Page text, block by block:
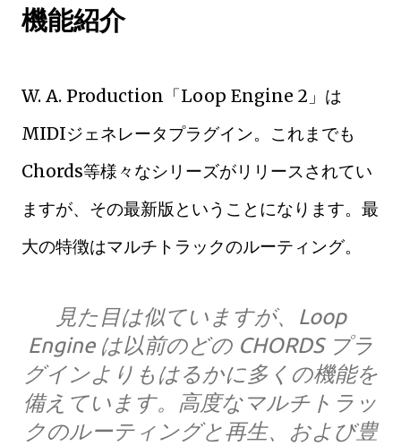
機能紹介
W. A. Production「Loop Engine 2」は
MIDIジェネレータプラグイン。これまでも
Chords等様々なシリーズがリリースされてい
ますが、その最新版ということになります。最
大の特徴はマルチトラックのルーティング。
見た目は似ていますが、Loop
Engine は以前のどの CHORDS プラ
グインよりもはるかに多くの機能を
備えています。高度なマルチトラッ
クのルーティングと再生、および豊